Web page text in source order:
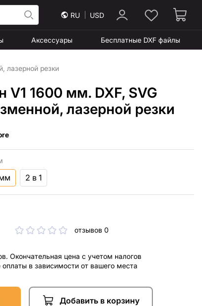
RU USD
Аксессуары Бесплатные DXF файлы
лазерной резки
1600 мм. DXF, SVG
лазерной резки
2 в 1
отзывов 0
Окончательная цена с учетом налогов
оплаты в зависимости от вашего места
Добавить в корзину